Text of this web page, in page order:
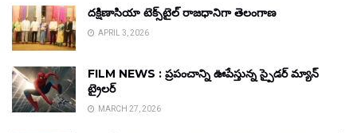
దక్షిణాసియా టెక్స్‌టైల్ రాజధానిగా తెలంగాణ
APRIL 3, 2026
FILM NEWS : ప్రపంచాన్ని ఊపేస్తున్న స్పైడర్ మ్యాన్
ట్రైలర్
MARCH 27, 2026